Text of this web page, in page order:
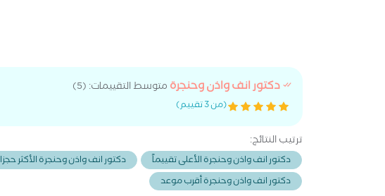
دكتور انف واذن وحنجرة متوسط التقييمات: (5)
(من 3 تقييم)
ترتيب النتائج:
دكتور انف واذن وحنجرة الأعلى تقييماً دكتور انف واذن وحنجرة الأكثر حجزا
دكتور انف واذن وحنجرة أقرب موعد